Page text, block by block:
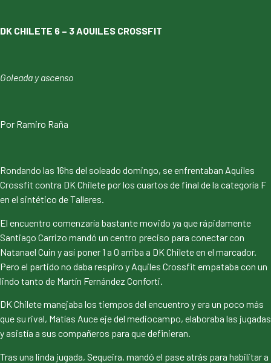
DK CHILETE 6 – 3 AQUILES CROSSFIT
Goleada y ascenso
Por Ramiro Raña
Rondando las 16hs del soleado domingo, se enfrentaban Aquiles
Crossfit contra DK Chilete por los cuartos de final de la categoría F
en el sintético de Talleres.
El encuentro comenzaría bastante movido ya que rápidamente
Santiago Carrizo mandó un centro preciso para conectar con
Natanael Cuin y así poner 1 a 0 arriba a DK Chilete en el marcador.
Pero el partido no daba respiro y Aquiles Crossfit empataba con un
lindo tanto de Martín Fernández Conforti.
DK Chilete manejaba los tiempos del encuentro y era un poco más
que su rival, Matías Auce eje del mediocampo, elaboraba las jugadas
y asistía a sus compañeros para que definieran.
Tras una linda jugada, Sequeira, mandó el pase atrás para habilitar a